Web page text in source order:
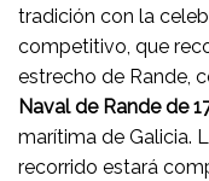
tradición con la
competitivo, que
estrecho de Rande,
Naval de Rande de
marítima de Galicia.
recorrido estará